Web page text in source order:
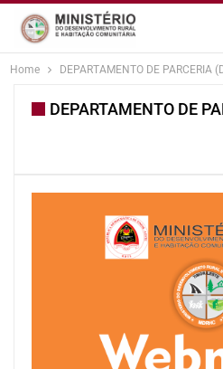
content
Home DEPARTAMENTO DE PARCERIA
DEPARTAMENTO DE